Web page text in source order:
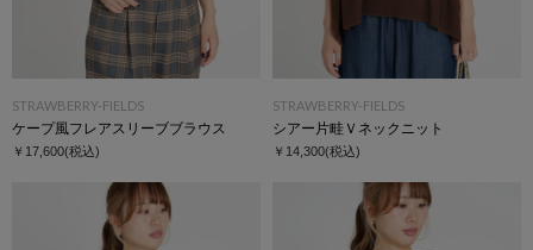
STRAWBERRY-FIELDS
ケープ風フレアスリーブブラウス
￥17,600(税込)
STRAWBERRY-FIELDS
シアー片畦Ｖネックニット
￥14,300(税込)